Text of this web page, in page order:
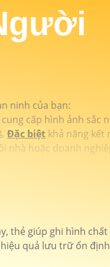
ninh của bạn:
cấp hình ảnh sắc
Đặc biệt khả năng kết
nhà hoặc doanh
thẻ giúp ghi hình
quả lưu trữ ổn